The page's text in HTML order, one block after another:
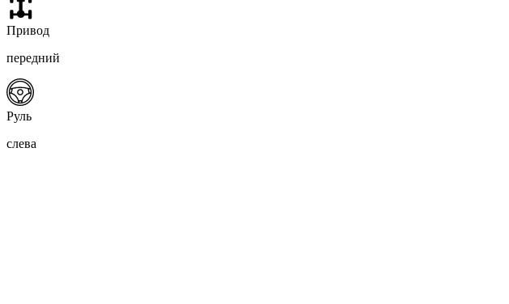
Привод
передний
Руль
слева